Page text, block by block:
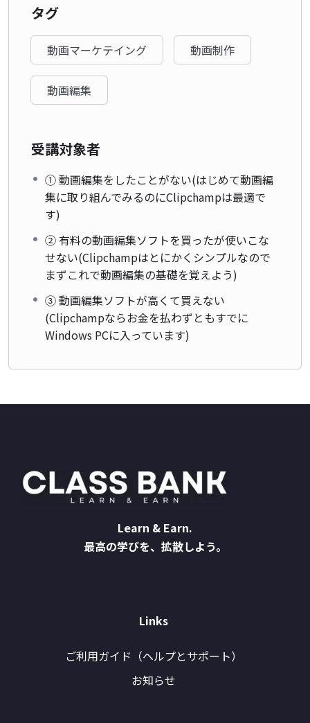
タグ
動画マーケテイング 動画制作
動画編集
受講対象者
① 動画編集をしたことがない(はじめて動画編
集に取り組んでみるのにClipchampは最適で
す)
② 有料の動画編集ソフトを買ったが使いこな
せない(Clipchampはとにかくシンプルなので
まずこれで動画編集の基礎を覚えよう)
③ 動画編集ソフトが高くて買えない
(Clipchampならお金を払わずともすでに
Windows PCに入っています)
Learn & Earn.
最高の学びを、拡散しよう。
Links
ご利用ガイド（ヘルプとサポート）
お知らせ